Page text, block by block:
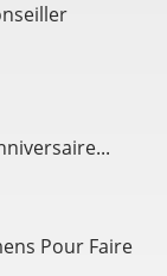
Pour Faire